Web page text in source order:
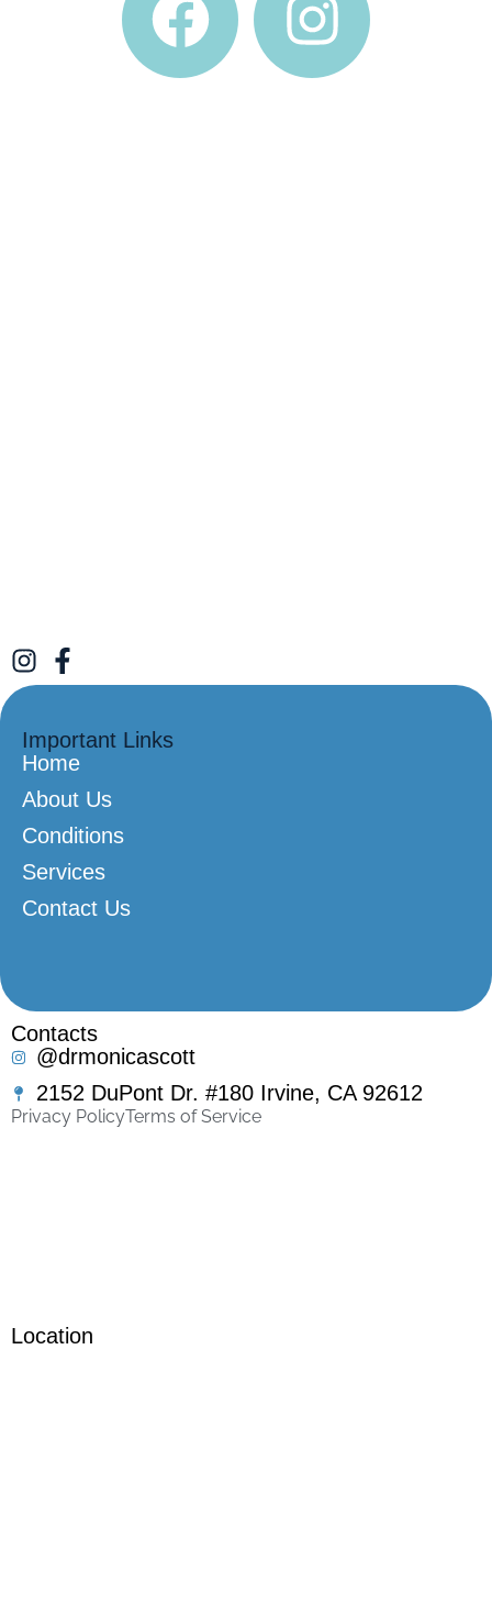
Important Links
Home
About Us
Conditions
Services
Contact Us
Contacts
@drmonicascott
2152 DuPont Dr. #180 Irvine, CA 92612
Privacy PolicyTerms of Service
Location